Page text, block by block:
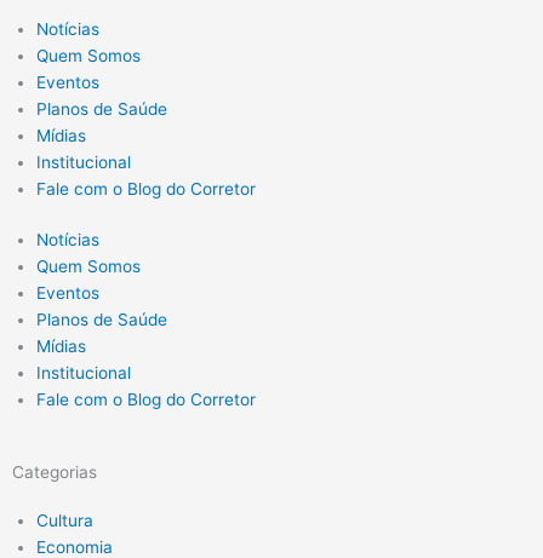
Notícias
Quem Somos
Eventos
Planos de Saúde
Mídias
Institucional
Fale com o Blog do Corretor
Notícias
Quem Somos
Eventos
Planos de Saúde
Mídias
Institucional
Fale com o Blog do Corretor
Categorias
Cultura
Economia